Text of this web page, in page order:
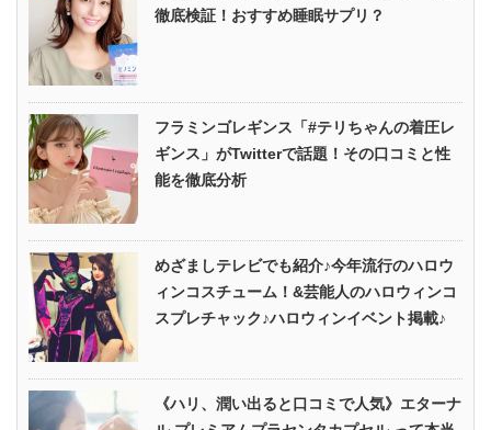
徹底検証！おすすめ睡眠サプリ？
フラミンゴレギンス「#テリちゃんの着圧レ
ギンス」がTwitterで話題！その口コミと性
能を徹底分析
めざましテレビでも紹介♪今年流行のハロウ
ィンコスチューム！&芸能人のハロウィンコ
スプレチャック♪ハロウィンイベント掲載♪
《ハリ、潤い出ると口コミで人気》エターナ